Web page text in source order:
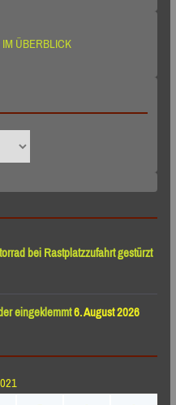
ÜBERBLICK
bei Rastplatzzufahrt gestürzt
eingeklemmt6. August 2026